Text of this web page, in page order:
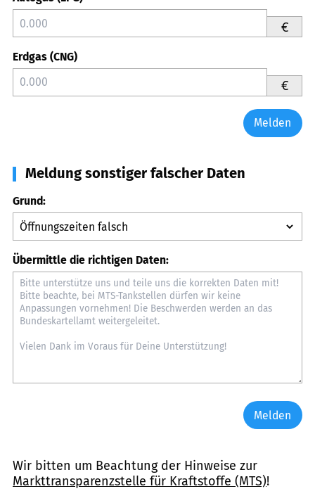
€
Erdgas (CNG)
€
Melden
Meldung sonstiger falscher Daten
Grund:
Übermittle die richtigen Daten:
Melden
Wir bitten um Beachtung der Hinweise zur
Markttransparenzstelle für Kraftstoffe (MTS)!